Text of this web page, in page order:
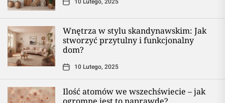
Wnętrza w stylu skandynawskim: Jak
stworzyć przytulny i funkcjonalny
dom?
10 Lutego, 2025
Ilość atomów we wszechświecie – jak